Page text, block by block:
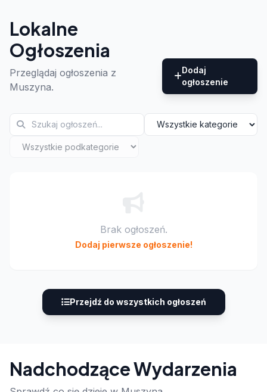
Lokalne
Ogłoszenia
Przeglądaj ogłoszenia z
Muszyna.
Dodaj
ogłoszenie
Brak ogłoszeń.
Dodaj pierwsze ogłoszenie!
Przejdź do wszystkich ogłoszeń
Nadchodzące Wydarzenia